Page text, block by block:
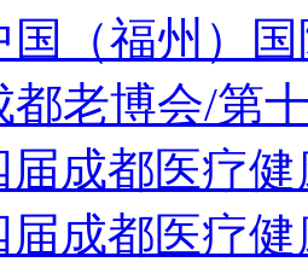
国（福州）
都老博会/第
成都医疗
成都医疗